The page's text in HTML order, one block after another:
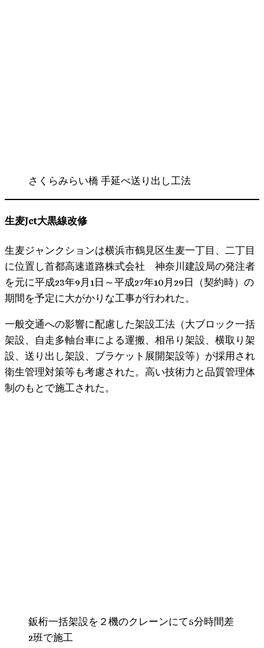
さくらみらい橋 手延べ送り出し工法
生麦Jct大黒線改修
生麦ジャンクションは横浜市鶴見区生麦一丁目、二丁目
に位置し首都高速道路株式会社 神奈川建設局の発注者
を元に平成23年9月1日～平成27年10月29日（契約時）の
期間を予定に大がかりな工事が行われた。
一般交通への影響に配慮した架設工法（大ブロック一括
架設、自走多軸台車による運搬、相吊り架設、横取り架
設、送り出し架設、ブラケット展開架設等）が採用され
衛生管理対策等も考慮された。高い技術力と品質管理体
制のもとで施工された。
鈑桁一括架設を２機のクレーンにて5分時間差
2班で施工